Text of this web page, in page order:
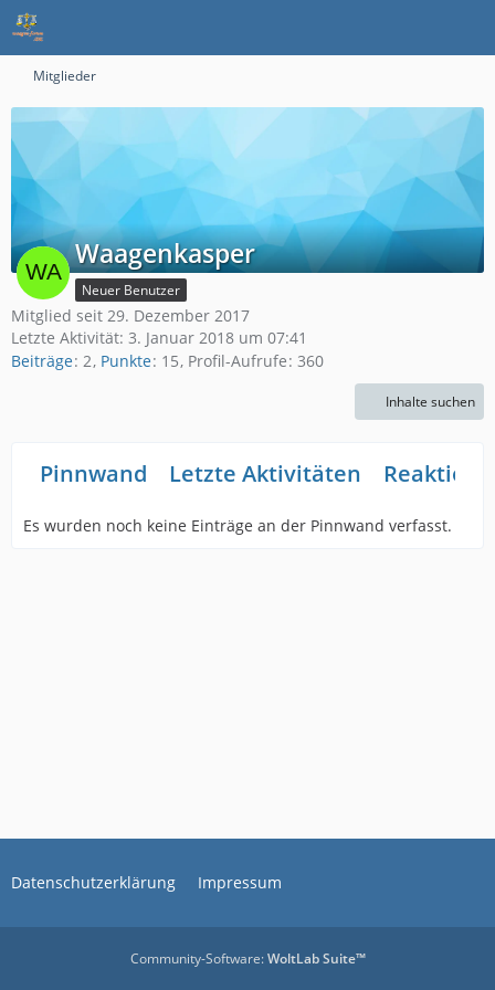
Mitglieder
Waagenkasper
Neuer Benutzer
Mitglied seit 29. Dezember 2017
Letzte Aktivität: 3. Januar 2018 um 07:41
Beiträge 2 Punkte 15 Profil-Aufrufe 360
Inhalte suchen
Pinnwand Letzte Aktivitäten
Es wurden noch keine Einträge an der Pinnwand verfasst.
Datenschutzerklärung Impressum
Community-Software:WoltLab Suite™